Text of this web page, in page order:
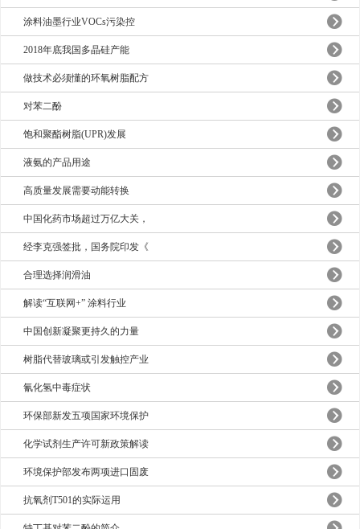
涂料油墨行业VOCs污染控
2018年底我国多晶硅产能
做技术必须懂的环氧树脂配方
对苯二酚
饱和聚酯树脂(UPR)发展
液氨的产品用途 ​
高质量发展需要动能转换
中国化药市场超过万亿大关，
经李克强签批，国务院印发《
合理选择润滑油
解读“互联网+” 涂料行业
中国创新凝聚更持久的力量
树脂代替玻璃或引发触控产业
氰化氢中毒症状
环保部新发五项国家环境保护
化学试剂生产许可新政策解读
环境保护部发布两项进口固废
抗氧剂T501的实际运用